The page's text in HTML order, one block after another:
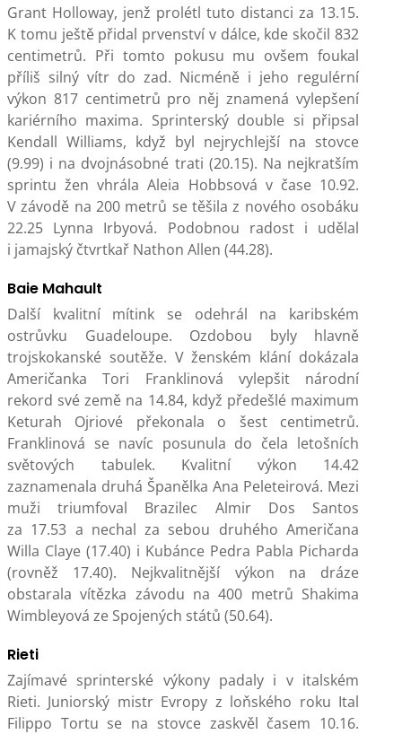
Grant Holloway, jenž prolétl tuto distanci za 13.15.
K tomu ještě přidal prvenství v dálce, kde skočil 832
centimetrů. Při tomto pokusu mu ovšem foukal
příliš silný vítr do zad. Nicméně i jeho regulérní
výkon 817 centimetrů pro něj znamená vylepšení
kariérního maxima. Sprinterský double si připsal
Kendall Williams, když byl nejrychlejší na stovce
(9.99) i na dvojnásobné trati (20.15). Na nejkratším
sprintu žen vhrála Aleia Hobbsová v čase 10.92.
V závodě na 200 metrů se těšila z nového osobáku
22.25 Lynna Irbyová. Podobnou radost i udělal
i jamajský čtvrtkař Nathon Allen (44.28).
Baie Mahault
Další kvalitní mítink se odehrál na karibském
ostrůvku Guadeloupe. Ozdobou byly hlavně
trojskokanské soutěže. V ženském klání dokázala
Američanka Tori Franklinová vylepšit národní
rekord své země na 14.84, když předešlé maximum
Keturah Ojriové překonala o šest centimetrů.
Franklinová se navíc posunula do čela letošních
světových tabulek. Kvalitní výkon 14.42
zaznamenala druhá Španělka Ana Peleteirová. Mezi
muži triumfoval Brazilec Almir Dos Santos
za 17.53 a nechal za sebou druhého Američana
Willa Claye (17.40) i Kubánce Pedra Pabla Picharda
(rovněž 17.40). Nejkvalitnější výkon na dráze
obstarala vítězka závodu na 400 metrů Shakima
Wimbleyová ze Spojených států (50.64).
Rieti
Zajímavé sprinterské výkony padaly i v italském
Rieti. Juniorský mistr Evropy z loňského roku Ital
Filippo Tortu se na stovce zaskvěl časem 10.16.